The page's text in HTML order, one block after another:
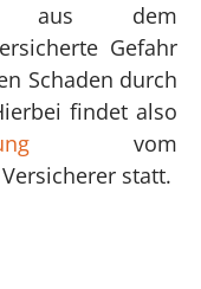
aus dem
Gefahr
Schaden durch
findet also
vom
statt.